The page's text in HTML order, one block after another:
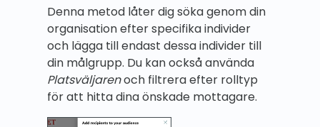
Denna metod låter dig söka genom din
organisation efter specifika individer
och lägga till endast dessa individer till
din målgrupp. Du kan också använda
Platsväljarenoch filtrera efter rolltyp
för att hitta dina önskade mottagare.